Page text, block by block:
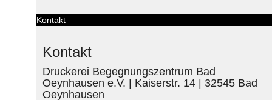
Kontakt
Kontakt
Druckerei Begegnungszentrum Bad
Oeynhausen e.V. | Kaiserstr. 14 | 32545 Bad
Oeynhausen